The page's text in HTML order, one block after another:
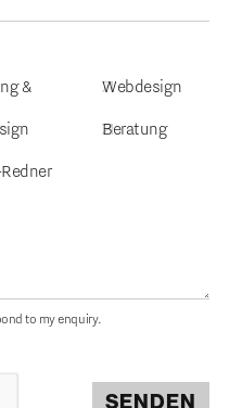
&
Webdesign
Beratung
to my enquiry.